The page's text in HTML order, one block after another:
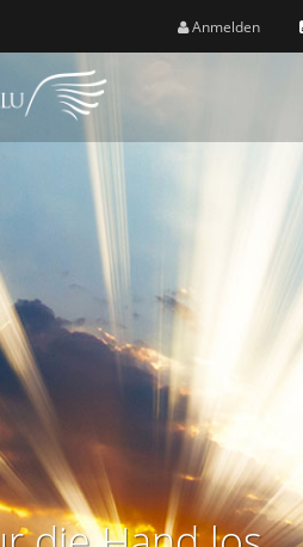
Anmelden